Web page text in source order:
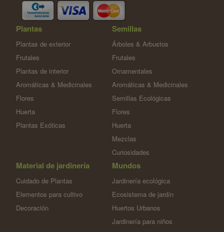
Plantas
Plantas de exterior
Frutales
Plantas de interior
Aromáticas & Medicinales
Flores
Huerta
Plantas Exóticas
Semillas
Árboles & Arbustos
Frutales
Ornamentales
Aromáticas & Medicinales
Semillas Ecológicas
Flores
Huerta
Mezclas
Curiosidades
Material de jardinería
Cuidado de Plantas
Elementos para cultivo
Decoración
Mundos
Jardinería ecológica
Ecosistema de jardín
Huertos Urbanos
Jardinería para niños